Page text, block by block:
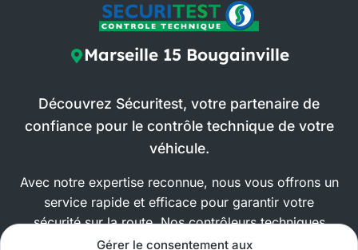
Gérer le consentement aux
Marseille 15 Bougainville
Découvrez Sécuritest, votre partenaire de
confiance pour le contrôle technique de votre
véhicule.
Avec notre expertise reconnue, nous vous offrons un
service rapide et efficace pour garantir votre
sécurité sur la route. Nos contrôleurs techniques
qualifiés utilisent des équipements de pointe pour